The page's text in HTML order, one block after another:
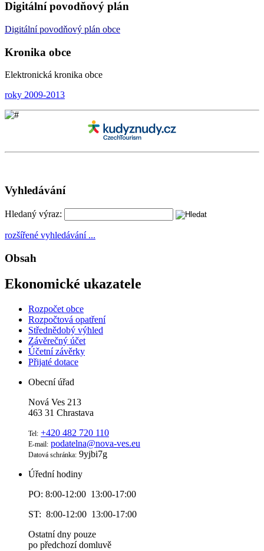
Digitální povodňový plán
Digitálnípovodňový plán obce
Kronika obce
Elektronická kronika obce
roky 2009-2013
Vyhledávání
Hledaný výraz:
rozšířené vyhledávání ...
Obsah
Ekonomické ukazatele
Rozpočet obce
Rozpočtová opatření
Střednědobý výhled
Závěrečný účet
Účetní závěrky
Přijaté dotace
Obecní úřad
Nová Ves 213
463 31 Chrastava
Tel: +420 482 720 110
E-mail: podatelna@nova-ves.eu
Datová schránka: 9yjbi7g
Úřední hodiny
PO: 8:00-12:00 13:00-17:00
ST: 8:00-12:00 13:00-17:00
Ostatní dny pouze
po předchozí domluvě